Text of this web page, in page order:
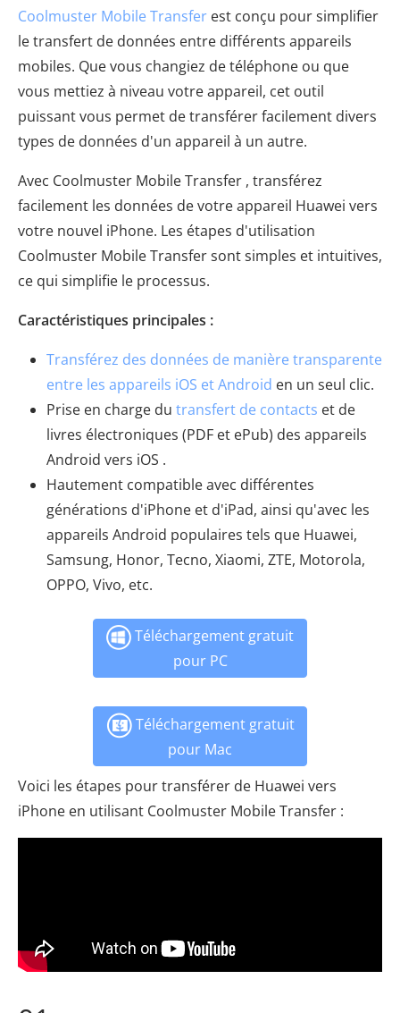
Coolmuster Mobile Transfer est conçu pour simplifier
le transfert de données entre différents appareils
mobiles. Que vous changiez de téléphone ou que
vous mettiez à niveau votre appareil, cet outil
puissant vous permet de transférer facilement divers
types de données d'un appareil à un autre.
Avec Coolmuster Mobile Transfer , transférez
facilement les données de votre appareil Huawei vers
votre nouvel iPhone. Les étapes d'utilisation
Coolmuster Mobile Transfer sont simples et intuitives,
ce qui simplifie le processus.
Caractéristiques principales :
Transférez des données de manière transparente
entre les appareils iOS et Android en un seul clic.
Prise en charge du transfert de contacts et de
livres électroniques (PDF et ePub) des appareils
Android vers iOS .
Hautement compatible avec différentes
générations d'iPhone et d'iPad, ainsi qu'avec les
appareils Android populaires tels que Huawei,
Samsung, Honor, Tecno, Xiaomi, ZTE, Motorola,
OPPO, Vivo, etc.
Téléchargement gratuit
pour PC
Téléchargement gratuit
pour Mac
Voici les étapes pour transférer de Huawei vers
iPhone en utilisant Coolmuster Mobile Transfer :